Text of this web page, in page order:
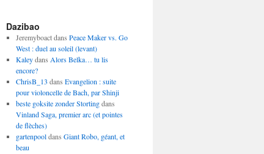
Dazibao
Jeremyboact dans Peace Maker vs. Go
West : duel au soleil (levant)
Kaleydans Alors Belka… tu lis
encore?
ChrisB_13 dans Evangelion : suite
pour violoncelle de Bach, par Shinji
beste goksite zonder Stortingdans
Vinland Saga, premier arc (et pointes
de flèches)
gartenpooldans Giant Robo, géant, et
beau